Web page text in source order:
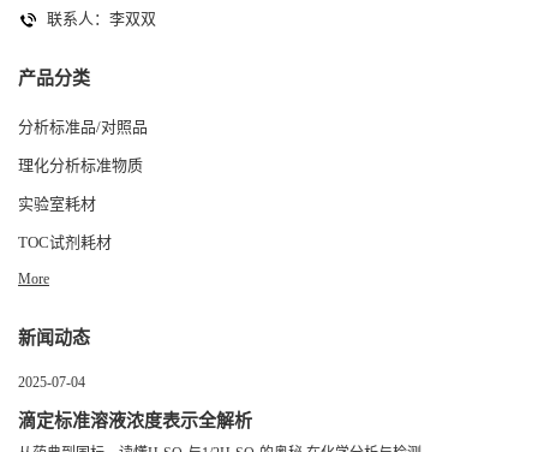
联系人：李双双
产品分类
分析标准品/对照品
理化分析标准物质
实验室耗材
TOC试剂耗材
More
新闻动态
2025-07-04
滴定标准溶液浓度表示全解析